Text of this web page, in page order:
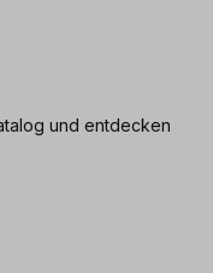
und entdecken